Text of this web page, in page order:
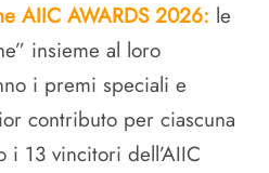
AIIC AWARDS 2026: le
insieme al loro
i premi speciali e
contributo per ciascuna
13 vincitori dell’AIIC